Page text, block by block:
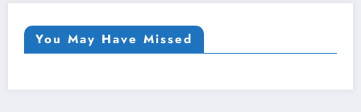
You May Have Missed